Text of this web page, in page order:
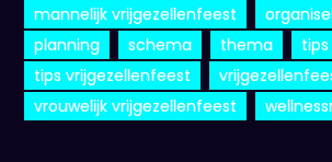
mannelijk vrijgezellenfeest
planning
schema thema
tips
tips vrijgezellenfeest
vrouwelijk vrijgezellenfeest